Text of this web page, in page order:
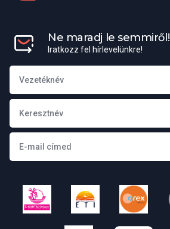
Útiterv
felfedezéséhez.
Ne maradj le semmiről!
Iratkozz fel hírlevelünkre!